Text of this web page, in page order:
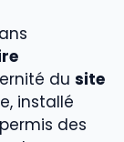
du site
installé
des